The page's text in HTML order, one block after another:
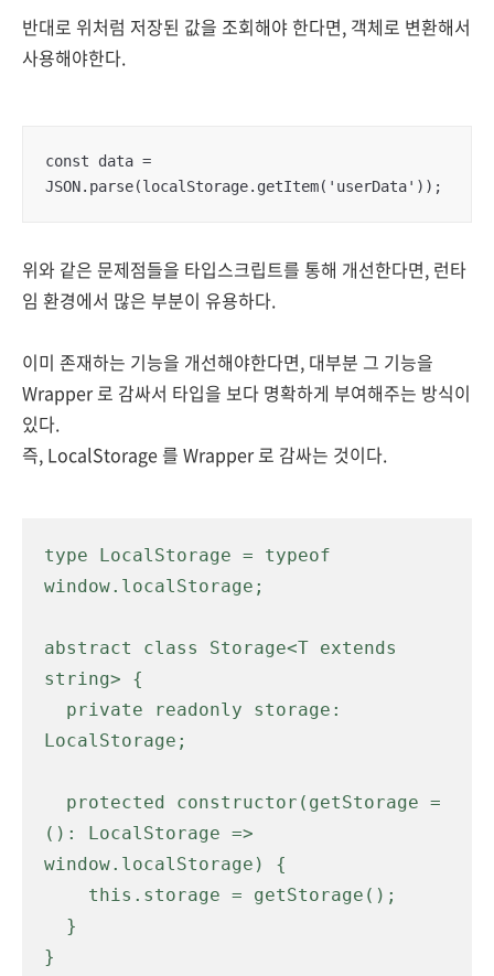
반대로 위처럼 저장된 값을 조회해야 한다면, 객체로 변환해서
사용해야한다.
const data =
JSON.parse(localStorage.getItem('userData'));
위와 같은 문제점들을 타입스크립트를 통해 개선한다면, 런타
임 환경에서 많은 부분이 유용하다.
이미 존재하는 기능을 개선해야한다면, 대부분 그 기능을
Wrapper 로 감싸서 타입을 보다 명확하게 부여해주는 방식이
있다.
즉, LocalStorage 를 Wrapper 로 감싸는 것이다.
type LocalStorage = typeof
window.localStorage;
abstract class Storage<T extends
string> {
LocalStorage;
(): LocalStorage =>
window.localStorage) {
}